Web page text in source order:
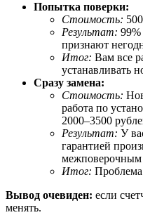
Попытка поверки:
Стоимость:
Результат: 99%
признают
Итог: Вам все
устанавливать
Сразу замена:
Стоимость:
работа по
2000–3500
Результат: У
гарантией
межповерочным
Итог:
Вывод очевиден: если
менять.